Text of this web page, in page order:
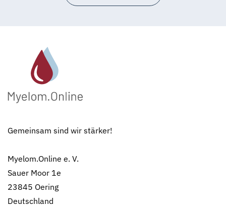
Gemeinsam sind wir stärker!
Myelom.Online e. V.
Sauer Moor 1e
23845 Oering
Deutschland